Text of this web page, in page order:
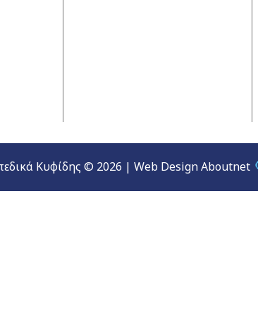
Κυφίδης © 2026 | Web Design Aboutnet